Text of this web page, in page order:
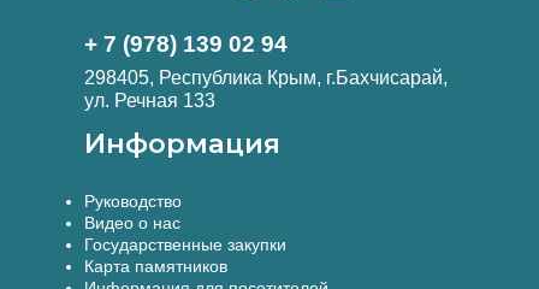
+ 7 (978) 139 02 94
298405, Республика Крым, г.Бахчисарай,
ул. Речная 133
Информация
Руководство
Видео о нас
Государственные закупки
Карта памятников